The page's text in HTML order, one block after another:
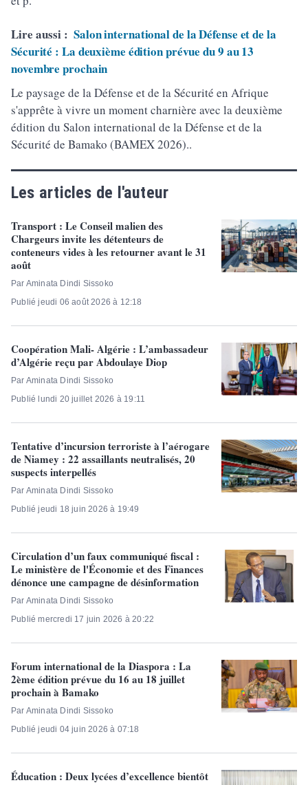
Lire aussi : Salon international de la Défense et de la
Sécurité : La deuxième édition prévue du 9 au 13
novembre prochain
Le paysage de la Défense et de la Sécurité en Afrique
s'apprête à vivre un moment charnière avec la deuxième
édition du Salon international de la Défense et de la
Sécurité de Bamako (BAMEX 2026)..
Les articles de l'auteur
Transport : Le Conseil malien des
Chargeurs invite les détenteurs de
conteneurs vides à les retourner avant le 31
août
Par Aminata Dindi Sissoko
Publié jeudi 06 août 2026 à 12:18
Coopération Mali- Algérie : L’ambassadeur
d’Algérie reçu par Abdoulaye Diop
Par Aminata Dindi Sissoko
Publié lundi 20 juillet 2026 à 19:11
Tentative d’incursion terroriste à l’aérogare
de Niamey : 22 assaillants neutralisés, 20
suspects interpellés
Par Aminata Dindi Sissoko
Publié jeudi 18 juin 2026 à 19:49
Circulation d’un faux communiqué fiscal :
Le ministère de l'Économie et des Finances
dénonce une campagne de désinformation
Par Aminata Dindi Sissoko
Publié mercredi 17 juin 2026 à 20:22
Forum international de la Diaspora : La
2ème édition prévue du 16 au 18 juillet
prochain à Bamako
Par Aminata Dindi Sissoko
Publié jeudi 04 juin 2026 à 07:18
Éducation : Deux lycées d’excellence bientôt